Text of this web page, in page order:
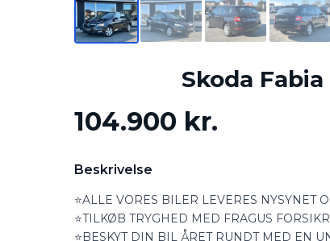
Skoda
104.900 kr.
Beskrivelse
⭐ALLE VORES BILER LEVERES NYSYNET
⭐TILKØB TRYGHED MED FRAGUS
⭐BESKYT DIN BIL ÅRET RUNDT MED EN